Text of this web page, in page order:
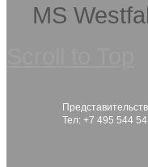
MS
Тел: +7 495 544